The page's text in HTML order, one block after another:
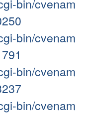
bin/cvenam
bin/cvenam
bin/cvenam
bin/cvenam